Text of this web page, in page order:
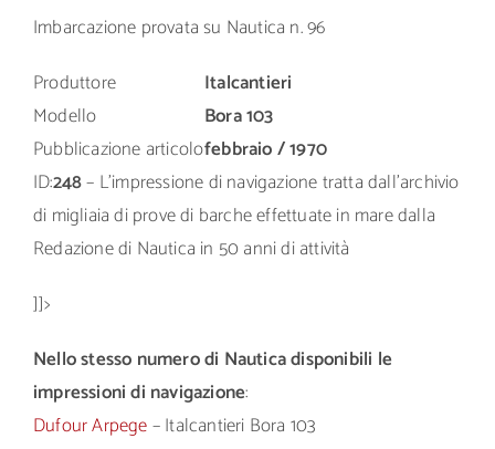
Imbarcazione provata su Nautica n. 96
Produttore
Italcantieri
Modello
Bora 103
Pubblicazione articolofebbraio / 1970
ID:248– L’impressione di navigazione tratta dall’archivio
di migliaia di prove di barche effettuate in mare dalla
Redazione di Nautica in 50 anni di attività
]]>
Nello stesso numero di Nautica disponibili le
impressioni di navigazione:
Dufour Arpege– Italcantieri Bora 103